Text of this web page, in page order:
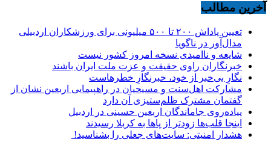
آخرین مطالب
تعیین پاداش ۲۰۰ تا ۵۰۰ میلیونی برای ورزشکاران اردبیلی
مدال‌آور در ناگویا
شایعه و ناامیدی نسخه امروز کشور نیست
خبرنگاران راوی حقیقت و عزت ملت ایران باشند
نگارِ بی‌خبر از خود، خبرنگارِ خطرهاست
مشارکت اهل‌سنت و مسیحیان در راهپیمایی اربعین نشان از
گفتمان مشترک ظلم‌ستیزی آن دارد
پیاده‌روی جاماندگان اربعین حسینی در اردبیل
اینجا قلب‌ها زودتر از پاها به کربلا رسیدند
هشدار امنیتی: سایت‌های جعلی را بشناسید!